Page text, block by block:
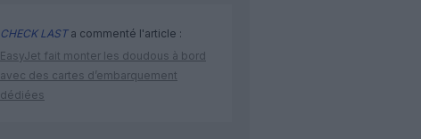
CHECK LASTa commenté l'article :
EasyJet fait monter les doudous à bord
avec des cartes d’embarquement
dédiées